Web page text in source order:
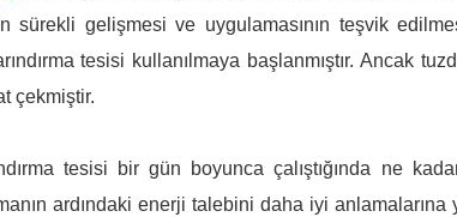
sürekli gelişmesi ve uygulamasının teşvik
tesisi kullanılmaya başlanmıştır. Ancak
çekmiştir.
tesisi bir gün boyunca çalıştığında ne
ardındaki enerji talebini daha iyi anlamalarına